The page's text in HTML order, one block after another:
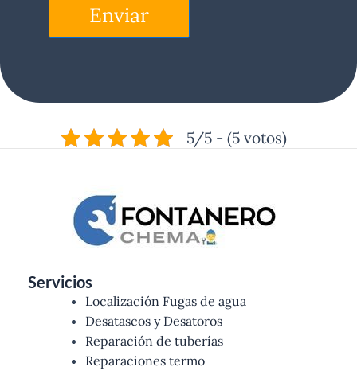
Enviar
5/5 - (5 votos)
Servicios
Localización Fugas de agua
Desatascos y Desatoros
Reparación de tuberías
Reparaciones termo